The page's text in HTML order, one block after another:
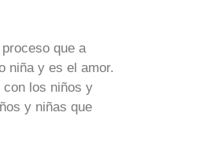
que a
niña y es el amor.
con los niños y
y niñas que